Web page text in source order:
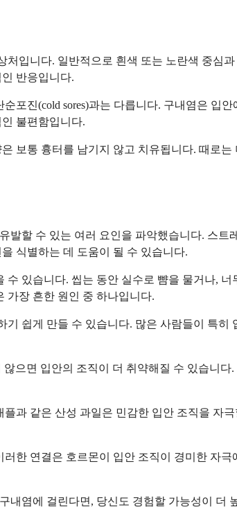
입니다. 일반적으로 흰색 또는 노란색 중심
반응입니다.
포진(cold sores)과는 다릅니다. 구내염은 입
불편함입니다.
보통 흉터를 남기지 않고 치유됩니다. 때로
할 수 있는 여러 요인을 파악했습니다. 스트
식별하는 데 도움이 될 수 있습니다.
있습니다. 씹는 동안 실수로 뺨을 물거나,
가장 흔한 원인 중 하나입니다.
쉽게 만들 수 있습니다. 많은 사람들이 특히
으면 입안의 조직이 더 취약해질 수 있습니
과 같은 산성 과일은 민감한 입안 조직을 자
한 연결은 호르몬이 입안 조직이 경미한 자
염에 걸린다면, 당신도 경험할 가능성이 더